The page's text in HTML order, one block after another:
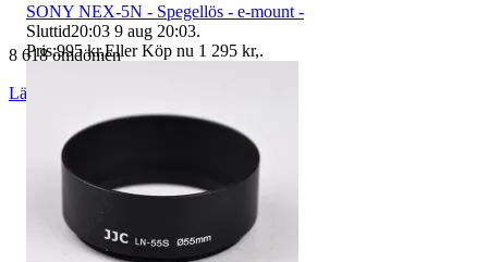
8 618 omdömen
Läs omdömen
SONY NEX-5N - Spegellös - e-mount -
Sluttid20:03 9 aug 20:03.
Pris:995 kr,Eller Köp nu 1 295 kr,.